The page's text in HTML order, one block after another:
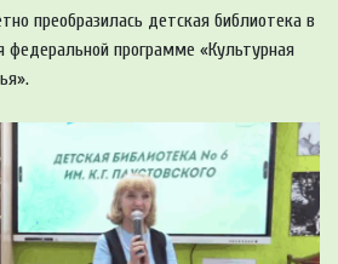
преобразилась детская библиотека в
федеральной программе «Культурная